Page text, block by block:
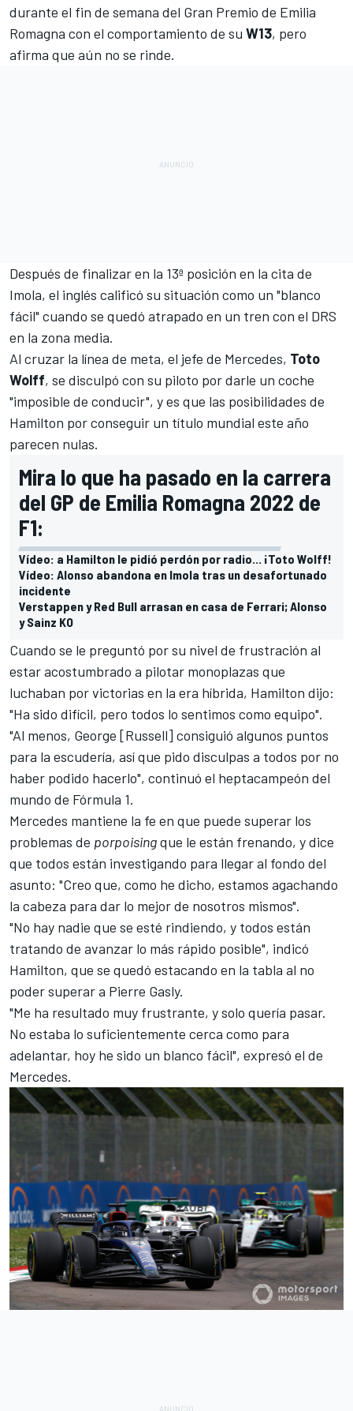
durante el fin de semana del Gran Premio de Emilia
Romagna con el comportamiento de su W13, pero
afirma que aún no se rinde.
Después de finalizar en la 13ª posición en la cita de
Imola, el inglés calificó su situación como un "blanco
fácil" cuando se quedó atrapado en un tren con el DRS
en la zona media.
Al cruzar la línea de meta, el jefe de Mercedes, Toto
Wolff, se disculpó con su piloto por darle un coche
"imposible de conducir", y es que las posibilidades de
Hamilton por conseguir un título mundial este año
parecen nulas.
Mira lo que ha pasado en la carrera
del GP de Emilia Romagna 2022 de
F1:
Vídeo: a Hamilton le pidió perdón por radio... ¡Toto Wolff!
Vídeo: Alonso abandona en Imola tras un desafortunado
incidente
Verstappen y Red Bull arrasan en casa de Ferrari; Alonso
y Sainz KO
Cuando se le preguntó por su nivel de frustración al
estar acostumbrado a pilotar monoplazas que
luchaban por victorias en la era híbrida, Hamilton dijo:
"Ha sido difícil, pero todos lo sentimos como equipo".
"Al menos, George [Russell] consiguió algunos puntos
para la escudería, así que pido disculpas a todos por no
haber podido hacerlo", continuó el heptacampeón del
mundo de Fórmula 1.
Mercedes mantiene la fe en que puede superar los
problemas de porpoisingque le están frenando, y dice
que todos están investigando para llegar al fondo del
asunto: "Creo que, como he dicho, estamos agachando
la cabeza para dar lo mejor de nosotros mismos".
"No hay nadie que se esté rindiendo, y todos están
tratando de avanzar lo más rápido posible", indicó
Hamilton, que se quedó estacando en la tabla al no
poder superar a Pierre Gasly.
"Me ha resultado muy frustrante, y solo quería pasar.
No estaba lo suficientemente cerca como para
adelantar, hoy he sido un blanco fácil", expresó el de
Mercedes.